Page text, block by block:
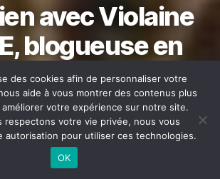
avec Violaine
blogueuse en
! 10min read
EST CELTE !
Date
de
6 juillet 2020
sur
Entretien
avec
Article épinglé
des cookies afin de personnaliser votre
aide à vous montrer des contenus plus
votre expérience sur notre site.
respectons votre vie privée, nous vous
autorisation pour utiliser ces technologies.
OK